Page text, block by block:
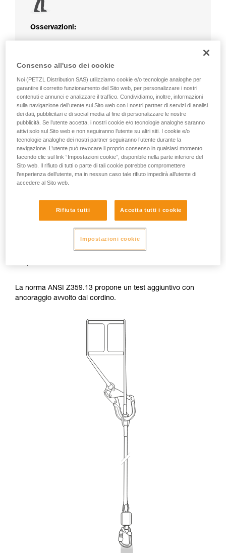
Osservazioni:
sfregamenti sulla struttura che potrebbero
Attenzione alle strutture metalliche che
possono surriscaldarsi al sole, rispettare le
temperature di utilizzo indicate nella nota
informativa del cordino.
Attenzione al posizionamento del connettore
quando viene avvolto l’ancoraggio con il
cordino. Le possibilità di errato
posizionamento sono numerose (per
esempio, posizioni a sbalzo, pressione su
spigolo, sfregamenti sulla leva).
La norma ANSI Z359.13 propone un test aggiuntivo con
ancoraggio avvolto dal cordino.
Consenso all'uso dei cookie
Noi (PETZL Distribution SAS) utilizziamo cookie e/o tecnologie analoghe per
garantire il corretto funzionamento del Sito web, per personalizzare i nostri
contenuti e annunci e analizzare il traffico. Condividiamo, inoltre, informazioni
sulla navigazione dell’utente sul Sito web con i nostri partner di servizi di analisi
dei dati, pubblicitari e di social media al fine di personalizzare le nostre
pubblicità. Se l’utente accetta, i nostri cookie e/o tecnologie analoghe saranno
attivi solo sul Sito web e non seguiranno l’utente su altri siti. I cookie e/o
tecnologie analoghe dei nostri partner seguiranno l’utente durante la
navigazione. L’utente può revocare il proprio consenso in qualsiasi momento
facendo clic sul link “Impostazioni cookie”, disponibile nella parte inferiore del
Sito web. Il rifiuto di tutti o parte di tali cookie potrebbe compromettere
l’esperienza dell’utente, ma in nessun caso tale rifiuto impedirà all’utente di
accedere al Sito web.
Rifiuta tutti Accetta tutti i cookie
Impostazioni cookie